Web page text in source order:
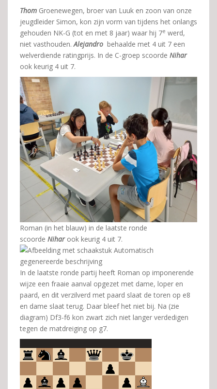
Thom Groenewegen, broer van Luuk en zoon van onze
jeugdleider Simon, kon zijn vorm van tijdens het onlangs
gehouden NK-G (tot en met 8 jaar) waar hij 7e werd,
niet vasthouden.Alejandro behaalde met 4 uit 7 een
welverdiende ratingprijs. In de C-groep scoorde Nihar
ook keurig 4 uit 7.
Roman (in het blauw) in de laatste ronde
scoorde Niharook keurig 4 uit 7.
In de laatste ronde partij heeft Roman op imponerende
wijze een fraaie aanval opgezet met dame, loper en
paard, en dit verzilverd met paard slaat de toren op e8
en dame slaat terug. Daar bleef het niet bij. Na (zie
diagram) Df3-f6 kon zwart zich niet langer verdedigen
tegen de matdreiging op g7.